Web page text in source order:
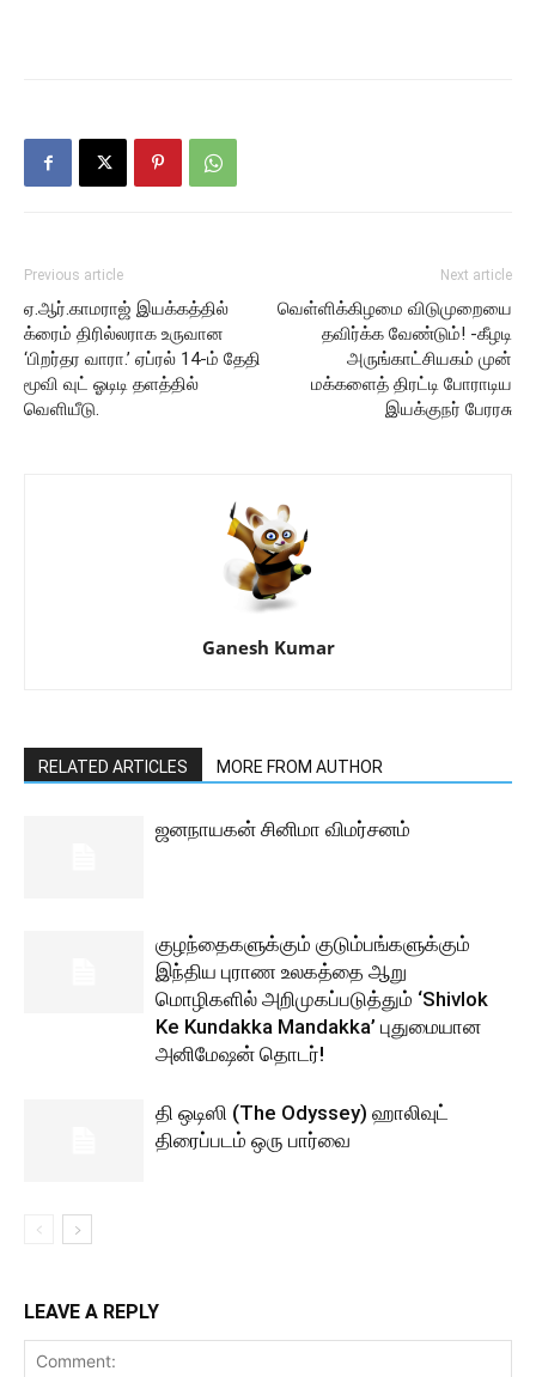
Previous article
ஏ.ஆர்.காமராஜ் இயக்கத்தில்
க்ரைம் திரில்லராக உருவான
‘பிறர்தர வாரா.’ ஏப்ரல் 14-ம் தேதி
மூவி வுட் ஓடிடி தளத்தில்
வெளியீடு.
Next article
வெள்ளிக்கிழமை விடுமுறையை
தவிர்க்க வேண்டும்! -கீழடி
அருங்காட்சியகம் முன்
மக்களைத் திரட்டி போராடிய
இயக்குநர் பேரரசு
Ganesh Kumar
RELATED ARTICLES MORE FROM AUTHOR
ஜனநாயகன் சினிமா விமர்சனம்
குழந்தைகளுக்கும் குடும்பங்களுக்கும்
இந்திய புராண உலகத்தை ஆறு
மொழிகளில் அறிமுகப்படுத்தும் ‘Shivlok
Ke Kundakka Mandakka’ புதுமையான
அனிமேஷன் தொடர்!
தி ஒடிஸி (The Odyssey) ஹாலிவுட்
திரைப்படம் ஒரு பார்வை
LEAVE A REPLY